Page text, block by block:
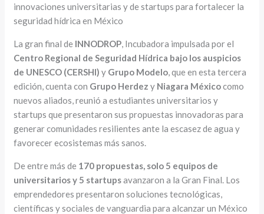
innovaciones universitarias y de startups para fortalecer la
seguridad hídrica en México
La gran final de INNODROP, Incubadora impulsada por el
Centro Regional de Seguridad Hídrica bajo los auspicios
de UNESCO (CERSHI)y Grupo Modelo, que en esta tercera
edición, cuenta con Grupo Herdezy Niagara Méxicocomo
nuevos aliados, reunió a estudiantes universitarios y
startups que presentaron sus propuestas innovadoras para
generar comunidades resilientes ante la escasez de agua y
favorecer ecosistemas más sanos.
De entre más de 170 propuestas, solo 5 equipos de
universitarios y 5 startupsavanzaron a la Gran Final. Los
emprendedores presentaron soluciones tecnológicas,
científicas y sociales de vanguardia para alcanzar un México